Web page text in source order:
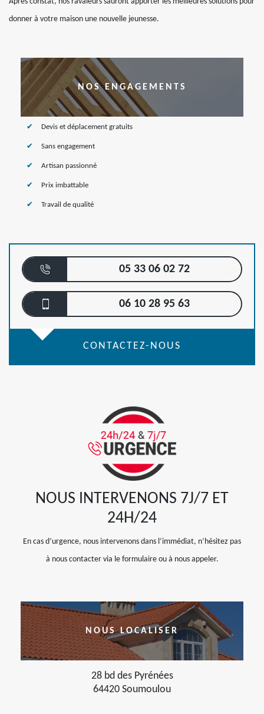
donner à votre maison une nouvelle jeunesse.
NOS ENGAGEMENTS
Devis et déplacement gratuits
Sans engagement
Artisan passionné
Prix imbattable
Travail de qualité
05 33 06 02 72
06 10 28 95 63
CONTACTEZ-NOUS
NOUS INTERVENONS 7J/7 ET
24H/24
En cas d’urgence, nous intervenons dans l’immédiat, n’hésitez pas
à nous contacter via le formulaire ou à nous appeler.
NOUS LOCALISER
28 bd des Pyrénées
64420 Soumoulou